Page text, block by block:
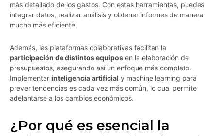
más detallado de los gastos. Con estas herramientas, puedes
integrar datos, realizar análisis y obtener informes de manera
mucho más eficiente.
Además, las plataformas colaborativas facilitan la
participación de distintos equipos en la elaboración de
presupuestos, asegurando así un enfoque más completo.
Implementar inteligencia artificial y machine learning para
prever tendencias es cada vez más común, lo cual permite
adelantarse a los cambios económicos.
¿Por qué es esencial la